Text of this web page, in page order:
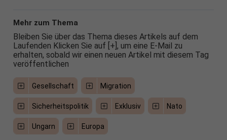
Mehr zum Thema
Bleiben Sie über das Thema dieses Artikels auf dem
Laufenden Klicken Sie auf [+], um eine E-Mail zu
erhalten, sobald wir einen neuen Artikel mit diesem Tag
veröffentlichen
Gesellschaft Migration
Sicherheitspolitik Exklusiv Nato
Ungarn Europa